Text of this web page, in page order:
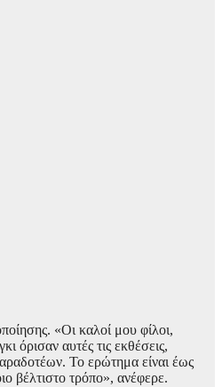
«Οι καλοί μου φίλοι,
όρισαν αυτές τις εκθέσεις,
Το ερώτημα είναι έως
βέλτιστο τρόπο», ανέφερε.